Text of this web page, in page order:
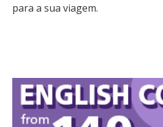
para a sua viagem.